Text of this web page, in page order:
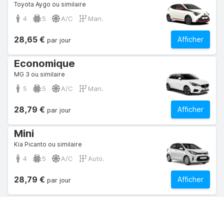
Toyota Aygo ou similaire
4 5 A/C Man.
Afficher
28,65 € par jour
Economique
MG 3 ou similaire
5 5 A/C Man.
Afficher
28,79 € par jour
Mini
Kia Picanto ou similaire
4 5 A/C Auto.
Afficher
28,79 € par jour